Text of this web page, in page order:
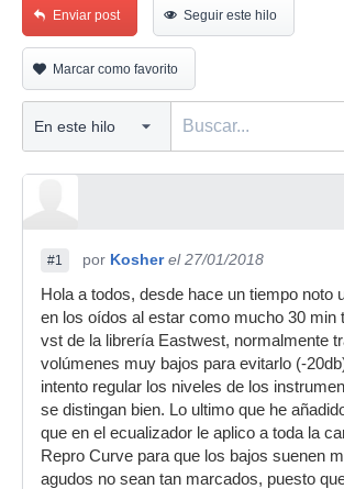
Enviar post Seguir este hilo
Marcar como favorito
#1 por Kosher el 27/01/2018
Hola a todos, desde hace un tiempo noto
en los oídos al estar como mucho 30 min
vst de la librería Eastwest, normalmente
volúmenes muy bajos para evitarlo (-
intento regular los niveles de los
se distingan bien. Lo ultimo que he
que en el ecualizador le aplico a toda la
Repro Curve para que los bajos suenen
agudos no sean tan marcados, puesto